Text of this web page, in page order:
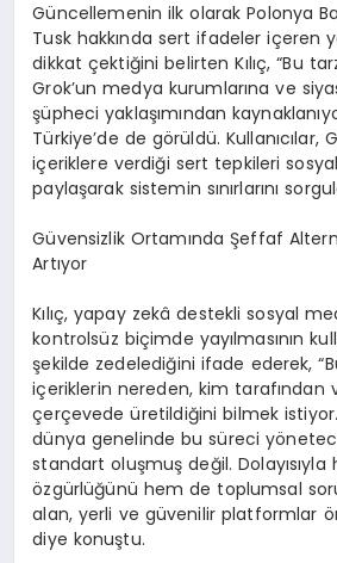
Güncellemenin ilk olarak Polonya
Tusk hakkında sert ifadeler içeren
dikkatçektiğini belirten Kılıç, “Bu
Grok’un medya kurumlarına ve
şüpheci yaklaşımından kaynaklanı
Türkiye’de de görüldü. Kullanıcılar,
içeriklere verdiği sert tepkileri
paylaşarak sistemin sınırlarını
Güvensizlik Ortamında Şeffaf
Artıyor
Kılıç, yapay zekâdestekli sosyal
kontrolsüz biçimde yayılmasının
şekilde zedelediğini ifade ederek,“
içeriklerin nereden, kim tarafından
çerçevedeüretildiğini bilmek
dünya genelinde bu süreci yö
standart oluşmuşdeğil. Dolayısıyla
özgürlüğünü hem de toplumsal
alan, yerli ve güvenilir platformlar ö
diye konuştu.